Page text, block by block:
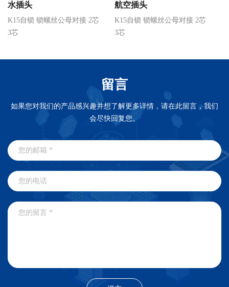
水插头
K15自锁 锁螺丝公母对接 2芯
3芯
航空插头
K15自锁 锁螺丝公母对接 2芯
3芯
留言
如果您对我们的产品感兴趣并想了解更多详情，请在此留言，我们
会尽快回复您。